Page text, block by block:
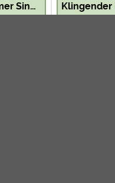
Sommer Sing Tage